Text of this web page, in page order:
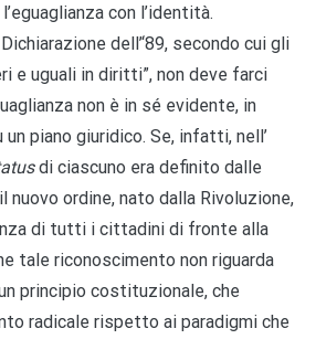
con l’identità.
dell’‘89, secondo cui gli
e uguali in diritti”, non deve farci
non è in sé evidente, in
piano giuridico. Se, infatti, nell’
di ciascuno era definito dalle
nuovo ordine, nato dalla Rivoluzione,
di tutti i cittadini di fronte alla
tale riconoscimento non riguarda
principio costituzionale, che
radicale rispetto ai paradigmi che